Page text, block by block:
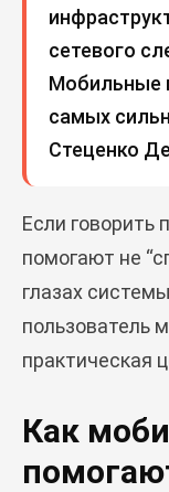
сетевого
Мобильные
самых
Стеценко
Если говорить
помогают не
глазах
пользователь
практическая
Как